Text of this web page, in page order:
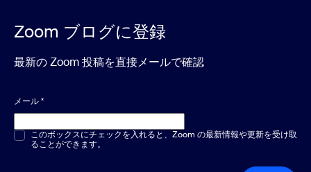
Zoom ブログに登録
最新の Zoom 投稿を直接メールで確認
メール*
複数選択または単一選択*
このボックスにチェックを入れると、Zoom の最新情報や更新を受け取
ることができます。